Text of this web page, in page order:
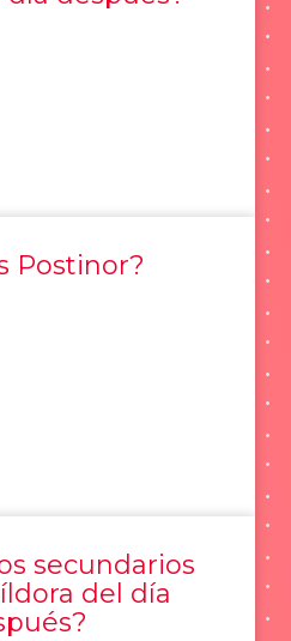
Postinor?
secundarios
del día